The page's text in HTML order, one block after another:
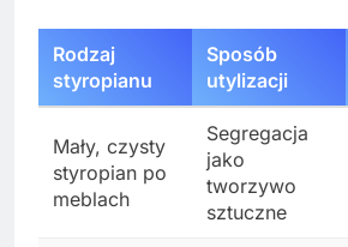
Rodzaj
styropianu
Sposób
utylizacji
Mały, czysty
styropian po
meblach
Segregacja
jako
tworzywo
sztuczne